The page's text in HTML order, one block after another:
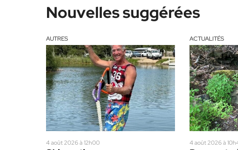
Nouvelles suggérées
AUTRES
4 août 2026 à 12h00
ACTUALITÉS
4 août 2026 à